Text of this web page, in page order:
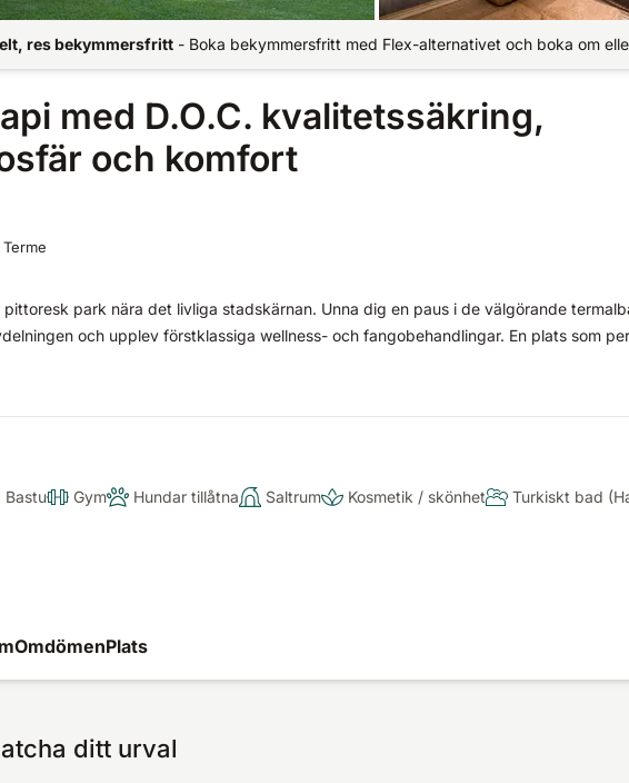
res bekymmersfritt - Boka bekymmersfritt med Flex-alternativet och boka om
med D.O.C. kvalitetssäkring,
och komfort
park nära det livliga stadskärnan. Unna dig en paus i de välgörande
och upplev förstklassiga wellness- och fangobehandlingar. En plats som
Bastu Gym Hundar tillåtna Saltrum Kosmetik / skönhet Turkiskt bad
OmdömenPlats
ditt urval